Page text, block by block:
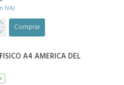
IVA)
Comprar
A4 AMERICA DEL